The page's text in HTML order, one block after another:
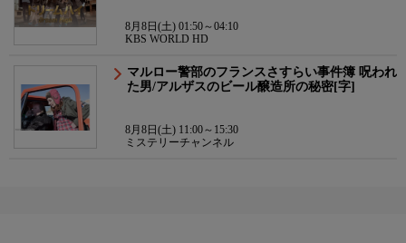
8月8日(土) 01:50～04:10
KBS WORLD HD
マルロー警部のフランスさすらい事件簿 呪われ
た男/アルザスのビール醸造所の秘密[字]
8月8日(土) 11:00～15:30
ミステリーチャンネル